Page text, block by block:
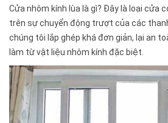
Cửa nhôm kính lùa là gì? Đây là loại cửa
trên sự chuyển động trượt của các
chúng tôi lắp ghép khá đơn giản, lại an
làm từ vật liệu nhôm kính đặc biệt.